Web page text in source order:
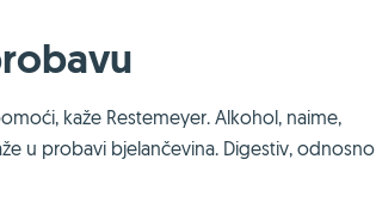
kaže Restemeyer. Alkohol, naime,
u probavi bjelančevina. Digestiv, odnosno